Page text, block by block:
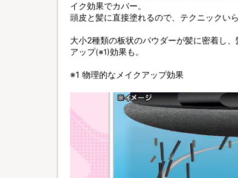
イク効果でカバー。
頭皮と髪に直接塗れるので、テクニックい
大小2種類の板状のパウダーが髪に密着し
アップ(※1)効果も。
※1 物理的なメイクアップ効果